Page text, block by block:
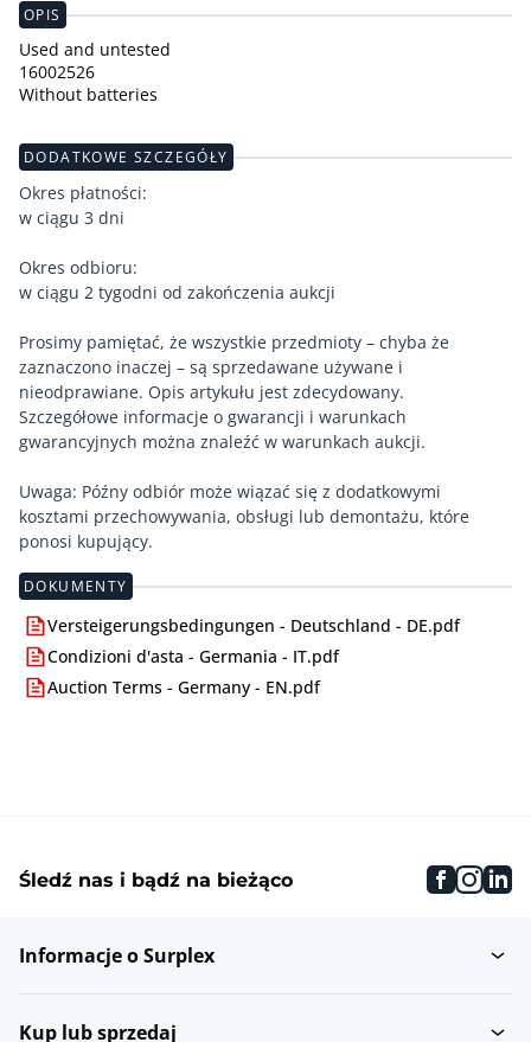
OPIS
Used and untested
16002526
Without batteries
DODATKOWE SZCZEGÓŁY
Okres płatności:
w ciągu 3 dni
Okres odbioru:
w ciągu 2 tygodni od zakończenia aukcji
Prosimy pamiętać, że wszystkie przedmioty – chyba że
zaznaczono inaczej – są sprzedawane używane i
nieodprawiane. Opis artykułu jest zdecydowany.
Szczegółowe informacje o gwarancji i warunkach
gwarancyjnych można znaleźć w warunkach aukcji.
Uwaga: Późny odbiór może wiązać się z dodatkowymi
kosztami przechowywania, obsługi lub demontażu, które
ponosi kupujący.
DOKUMENTY
Versteigerungsbedingungen - Deutschland - DE.pdf
Condizioni d'asta - Germania - IT.pdf
Auction Terms - Germany - EN.pdf
Śledź nas i bądź na bieżąco
Informacje o Surplex
Kup lub sprzedaj